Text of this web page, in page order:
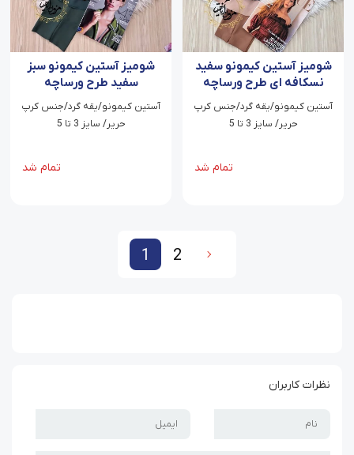
شومیز آستین کیمونو سفید
نسکافه ای طرح ورساچه
آستین کیمونو/یقه گرد/جنس کرپ
حریر/ سایز 3 تا 5
تمام شد
شومیز آستین کیمونو سبز
سفید طرح ورساچه
آستین کیمونو/یقه گرد/جنس کرپ
حریر/ سایز 3 تا 5
تمام شد
1 2
نظرات کاربران